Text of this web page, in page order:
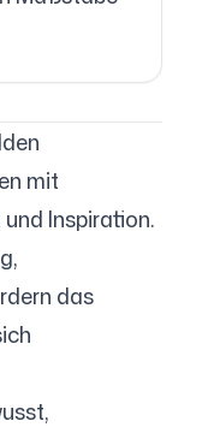
mit
Inspiration.
das